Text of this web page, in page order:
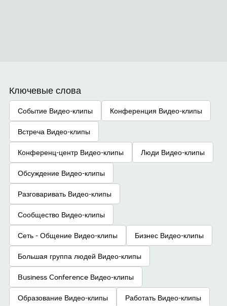
Ключевые слова
Событие Видео-клипы Конференция Видео-клипы
Встреча Видео-клипы
Конференц-центр Видео-клипы Люди Видео-клипы
Обсуждение Видео-клипы
Разговаривать Видео-клипы
Сообщество Видео-клипы
Сеть - Общение Видео-клипы Бизнес Видео-клипы
Большая группа людей Видео-клипы
Business Conference Видео-клипы
Образование Видео-клипы Работать Видео-клипы